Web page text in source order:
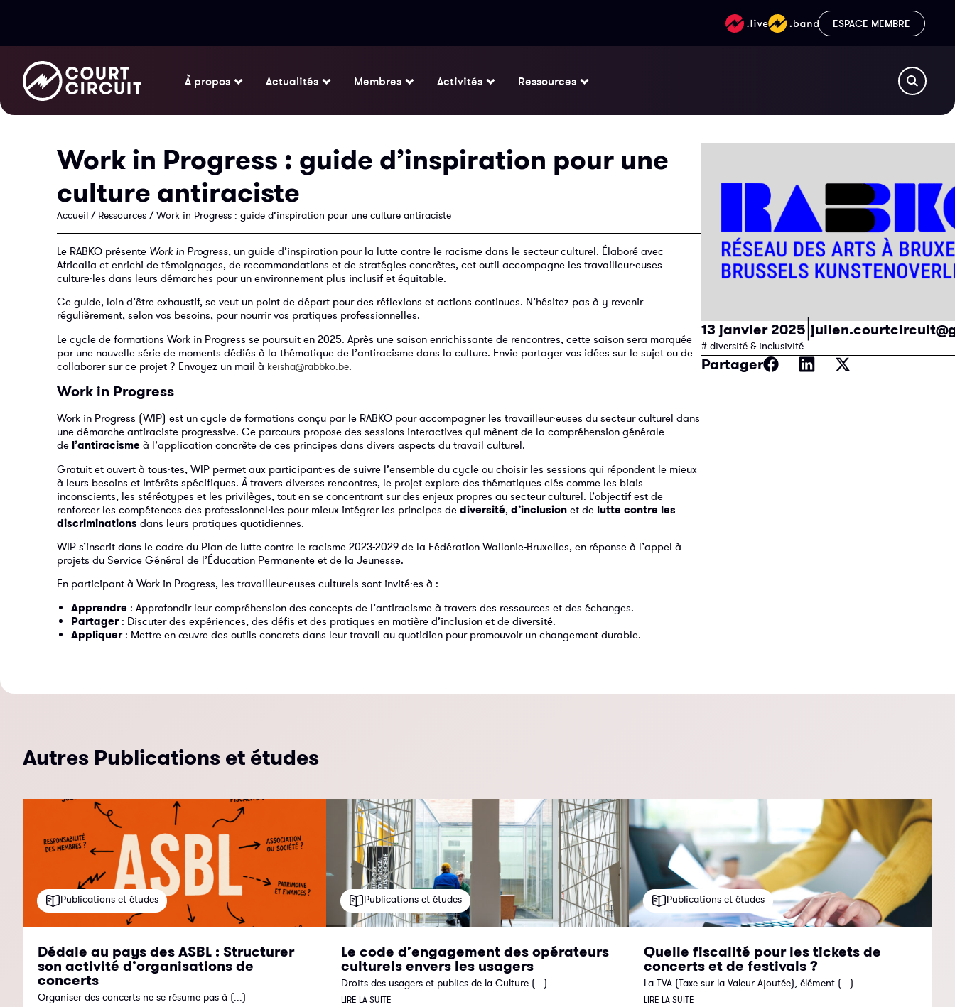
ESPACE MEMBRE
À propos Actualités Membres Activités Ressources
Work in Progress : guide d’inspiration pour une
culture antiraciste
Accueil / Ressources /Work in Progress : guide d’inspiration pour une culture antiraciste
Le RABKO présente Work in Progress, un guide d’inspiration pour la lutte contre le racisme dans le secteur culturel. Élaboré avec
Africalia et enrichi de témoignages, de recommandations et de stratégies concrètes, cet outil accompagne les travailleur·euses
culture·les dans leurs démarches pour un environnement plus inclusif et équitable.
Ce guide, loin d’être exhaustif, se veut un point de départ pour des réflexions et actions continues. N’hésitez pas à y revenir
régulièrement, selon vos besoins, pour nourrir vos pratiques professionnelles.
Le cycle de formations Work in Progress se poursuit en 2025. Après une saison enrichissante de rencontres, cette saison sera marquée
par une nouvelle série de moments dédiés à la thématique de l’antiracisme dans la culture. Envie partager vos idées sur le sujet ou de
collaborer sur ce projet ? Envoyez un mail à keisha@rabbko.be.
Work in Progress
Work in Progress (WIP) est un cycle de formations conçu par le RABKO pour accompagner les travailleur·euses du secteur culturel dans
une démarche antiraciste progressive. Ce parcours propose des sessions interactives qui mènent de la compréhension générale
de l’antiracisme à l’application concrète de ces principes dans divers aspects du travail culturel.
Gratuit et ouvert à tous·tes, WIP permet aux participant·es de suivre l’ensemble du cycle ou choisir les sessions qui répondent le mieux
à leurs besoins et intérêts spécifiques. À travers diverses rencontres, le projet explore des thématiques clés comme les biais
inconscients, les stéréotypes et les privilèges, tout en se concentrant sur des enjeux propres au secteur culturel. L’objectif est de
renforcer les compétences des professionnel·les pour mieux intégrer les principes de diversité, d’inclusion et de lutte contre les
discriminations dans leurs pratiques quotidiennes.
WIP s’inscrit dans le cadre du Plan de lutte contre le racisme 2023-2029 de la Fédération Wallonie-Bruxelles, en réponse à l’appel à
projets du Service Général de l’Éducation Permanente et de la Jeunesse.
En participant à Work in Progress, les travailleur·euses culturels sont invité·es à :
Apprendre : Approfondir leur compréhension des concepts de l’antiracisme à travers des ressources et des échanges.
Partager: Discuter des expériences, des défis et des pratiques en matière d’inclusion et de diversité.
Appliquer: Mettre en œuvre des outils concrets dans leur travail au quotidien pour promouvoir un changement durable.
13 janvier 2025|
# diversité & inclusivité
Partager
Autres Publications et études
Publications et études
Dédale au pays des ASBL : Structurer
son activité d’organisations de
concerts
Organiser des concerts ne se résume pas à (...)
Publications et études
Le code d’engagement des opérateurs
culturels envers les usagers
Droits des usagers et publics de la Culture (...)
LIRE LA SUITE
Publications et études
Quelle fiscalité pour les tickets de
concerts et de festivals ?
La TVA (Taxe sur la Valeur Ajoutée), élément (...)
LIRE LA SUITE